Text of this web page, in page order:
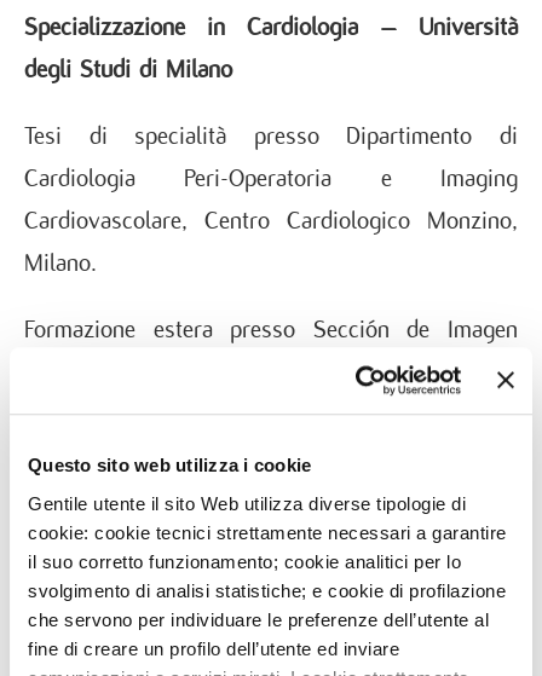
Questo sito web utilizza i cookie
Gentile utente il sito Web utilizza diverse tipologie di
cookie: cookie tecnici strettamente necessari a garantire
il suo corretto funzionamento; cookie analitici per lo
svolgimento di analisi statistiche; e cookie di profilazione
che servono per individuare le preferenze dell’utente al
fine di creare un profilo dell’utente ed inviare
Specializzazione in Cardiologia – Università
degli Studi di Milano
Tesi di specialità presso Dipartimento di
Cardiologia Peri-Operatoria e Imaging
Cardiovascolare, Centro Cardiologico Monzino,
Milano.
Formazione estera presso Sección de Imagen
Cardiovascular, Hospital Universitari Germans
Trias i Pujol, Barcellona, Spagna.
Certificazione EACVI in ecocardiografia
transesofagea dell’adulto
Adult Transoesophageal Echocardiography
Certification, European Association of